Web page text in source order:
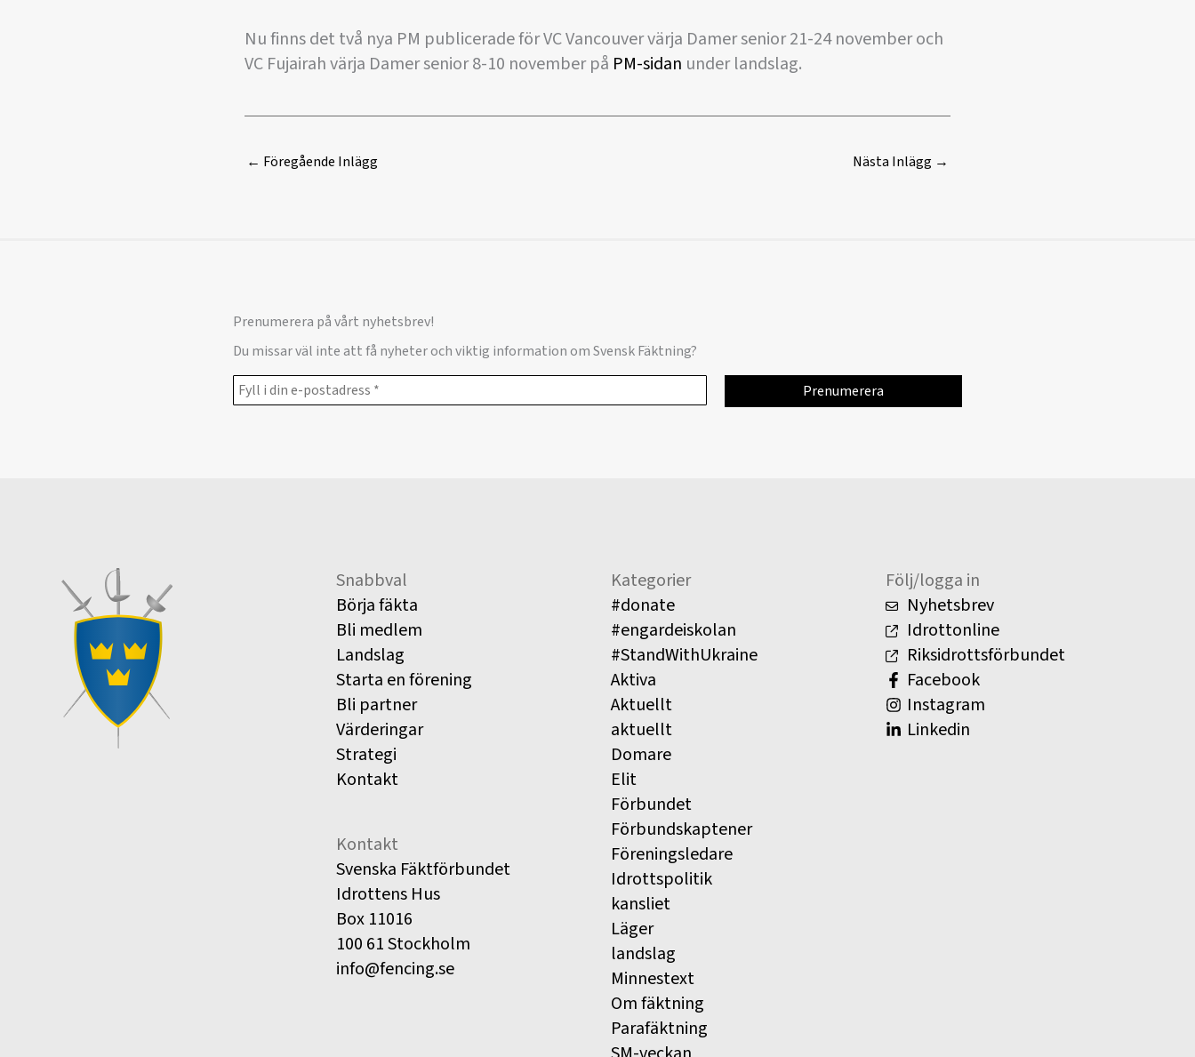
Nu finns det två nya PM publicerade för VC Vancouver värja Damer senior 21-24 november och
VC Fujairah värja Damer senior 8-10 november på PM-sidan under landslag.
← Föregående Inlägg Nästa Inlägg →
Prenumerera på vårt nyhetsbrev!
Du missar väl inte att få nyheter och viktig information om Svensk Fäktning?
Snabbval
Börja fäkta
Bli medlem
Landslag
Starta en förening
Bli partner
Värderingar
Strategi
Kontakt
Kontakt
Svenska Fäktförbundet
Idrottens Hus
Box 11016
100 61 Stockholm
info@fencing.se
Kategorier
#donate
#engardeiskolan
#StandWithUkraine
Aktiva
Aktuellt
aktuellt
Domare
Elit
Förbundet
Förbundskaptener
Föreningsledare
Idrottspolitik
kansliet
Läger
landslag
Minnestext
Om fäktning
Parafäktning
Följ/logga in
Nyhetsbrev
Idrottonline
Riksidrottsförbundet
Facebook
Instagram
Linkedin